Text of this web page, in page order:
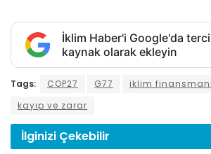
İklim Haber'i Google'da
kaynak olarak ekleyin
Tags: COP27 G77
iklim finansmanı
kayıp ve zarar
İlginizi Çekebilir